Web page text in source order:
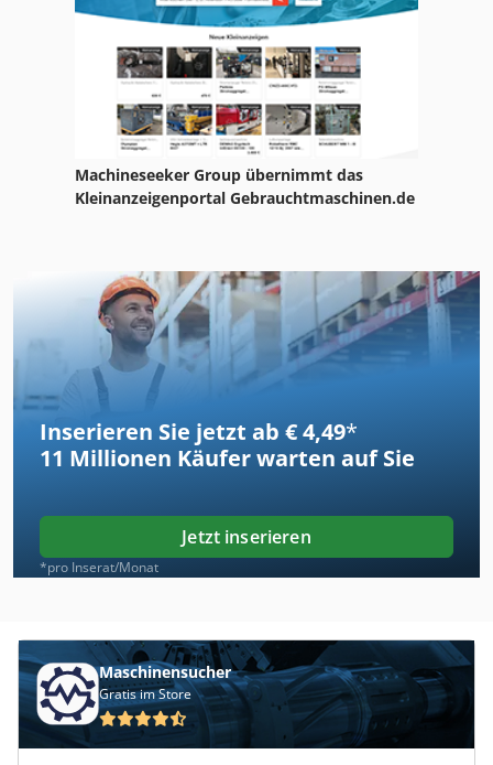
Machineseeker Group übernimmt das
Kleinanzeigenportal Gebrauchtmaschinen.de
Inserieren Sie jetzt ab € 4,49*
11 Millionen Käufer warten auf Sie
Jetzt inserieren
*pro Inserat/Monat
Maschinensucher
Gratis im Store